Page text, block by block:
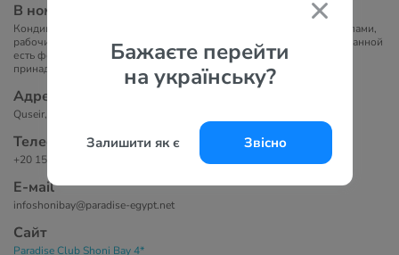
Бажаєте перейти
на українську?
Залишити як є Звісно
В номерах
Кондиционер, телевизор с плоским экраном и спутниковыми каналами,
рабочий стол, шкаф. В собственной ванной комнате с душем или ванной
есть фен,полотенца и бесплатные туалетно-косметические
принадлежности.
Адрес
Quseir, Marsa Alam Road, Red Sea, Egypt
Телефоны
+20 15 55141821
Е-маil
infoshonibay@paradise-egypt.net
Сайт
Paradise Club Shoni Bay 4*